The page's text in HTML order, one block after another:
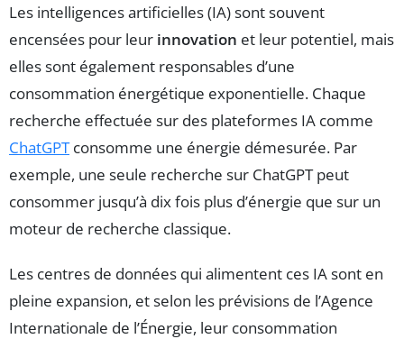
Les intelligences artificielles (IA) sont souvent
encensées pour leur innovation et leur potentiel, mais
elles sont également responsables d’une
consommation énergétique exponentielle. Chaque
recherche effectuée sur des plateformes IA comme
ChatGPTconsomme une énergie démesurée. Par
exemple, une seule recherche sur ChatGPT peut
consommer jusqu’à dix fois plus d’énergie que sur un
moteur de recherche classique.
Les centres de données qui alimentent ces IA sont en
pleine expansion, et selon les prévisions de l’Agence
Internationale de l’Énergie, leur consommation